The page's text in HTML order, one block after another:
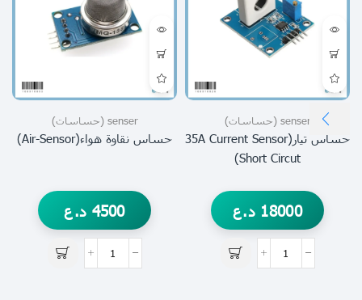
senser (حساسات)
حساس تيار(35A Current Sensor
Short Circut)
18000 د.ع
senser (حساسات)
حساس نقاوة هواء(air-Sensor)
4500 د.ع